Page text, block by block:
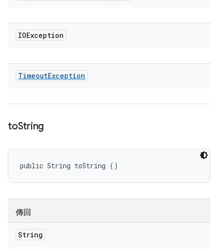
IOException
TimeoutException
toString
public String toString ()
傳回
String